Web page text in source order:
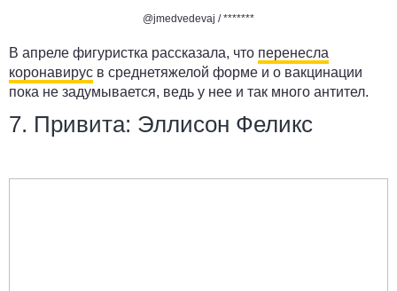
@jmedvedevaj /*******
В апреле фигуристка рассказала, что перенесла
коронавирус в среднетяжелой форме и о вакцинации
пока не задумывается, ведь у нее и так много антител.
7. Привита: Эллисон Феликс